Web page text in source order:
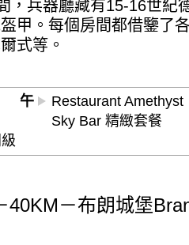
，兵器廳藏有15-16世紀
甲。每個房間都借鑒了
式等。
午
Restaurant Amethyst
Sky Bar 精緻套餐
40KM－布朗城堡